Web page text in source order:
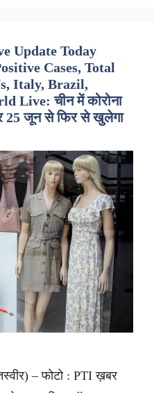
Update Today
Cases, Total
Italy, Brazil,
Live: चीन में कोरोना
25 जून से फिर से खुलेगा
– फोटो : PTI ख़बर